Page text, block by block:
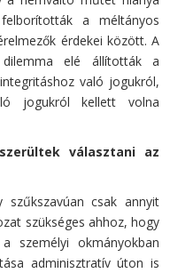
a méltányos
érdekei között. A
dilemma elé állították a
való jogukról,
jogukról kellett volna
választani az
szűkszavúan csak annyit
szükséges ahhoz, hogy
személyi okmányokban
adminisztratív úton is